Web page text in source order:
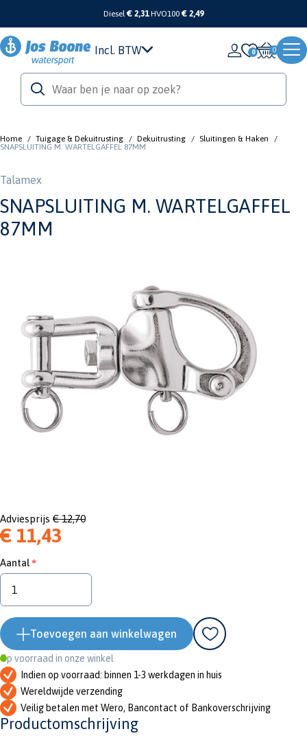
Diesel€ 2,31 HVO100 € 2,49
Incl. BTW 0
Home / Tuigage & Dekuitrusting / Dekuitrusting / Sluitingen & Haken
/
SNAPSLUITING M. WARTELGAFFEL 87MM
Talamex
SNAPSLUITING M. WARTELGAFFEL
87MM
Adviesprijs € 12,70
€ 11,43
Aantal
Toevoegen aan winkelwagen
Op voorraad in onze winkel
Indien op voorraad: binnen 1-3 werkdagen in huis
Wereldwijde verzending
Veilig betalen met Wero, Bancontact of Bankoverschrijving
Productomschrijving